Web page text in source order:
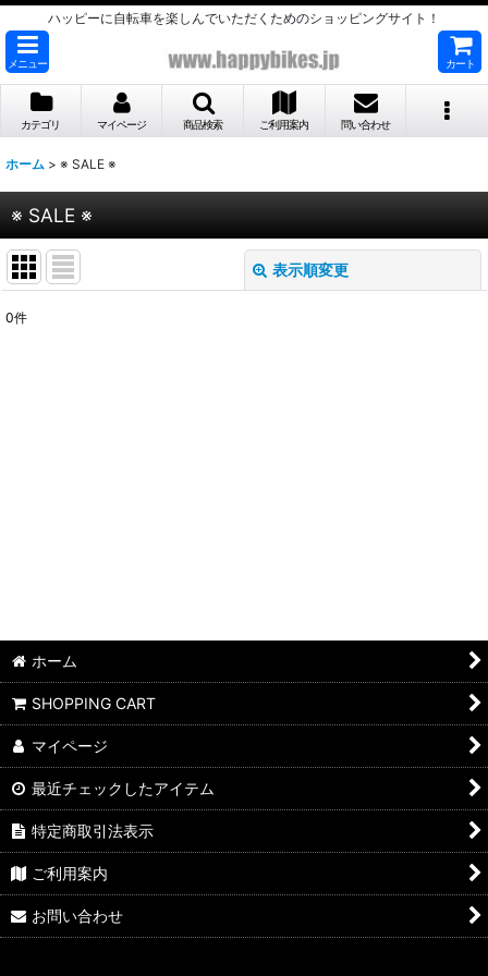
ハッピーに自転車を楽しんでいただくためのショッピングサイト！
メニュー カート
カテゴリ マイページ 商品検索 ご利用案内 問い合わせ
ホーム > ※ SALE ※
※ SALE ※
表示順変更
0件
ホーム
SHOPPING CART
マイページ
最近チェックしたアイテム
特定商取引法表示
ご利用案内
お問い合わせ